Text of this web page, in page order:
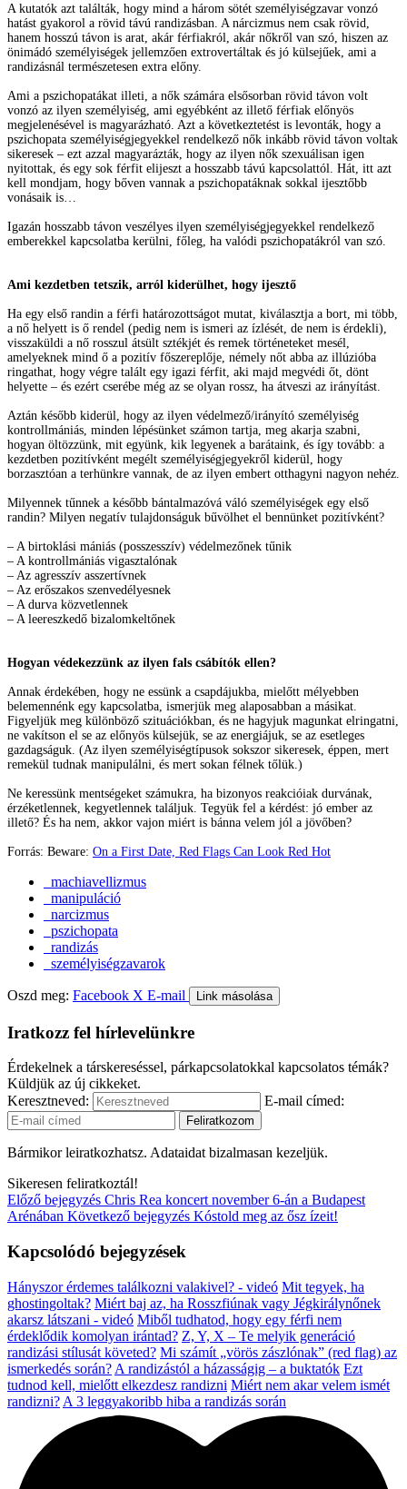
A kutatók azt találták, hogy mind a három sötét személyiségzavar vonzó
hatást gyakorol a rövid távú randizásban. A nárcizmus nem csak rövid,
hanem hosszú távon is arat, akár férfiakról, akár nőkről van szó, hiszen az
önimádó személyiségek jellemzően extrovertáltak és jó külsejűek, ami a
randizásnál természetesen extra előny.
Ami a pszichopatákat illeti, a nők számára elsősorban rövid távon volt
vonzó az ilyen személyiség, ami egyébként az illető férfiak előnyös
megjelenésével is magyarázható. Azt a következtetést is levonták, hogy a
pszichopata személyiségjegyekkel rendelkező nők inkább rövid távon voltak
sikeresek – ezt azzal magyarázták, hogy az ilyen nők szexuálisan igen
nyitottak, és egy sok férfit elijeszt a hosszabb távú kapcsolattól. Hát, itt azt
kell mondjam, hogy bőven vannak a pszichopatáknak sokkal ijesztőbb
vonásaik is…
Igazán hosszabb távon veszélyes ilyen személyiségjegyekkel rendelkező
emberekkel kapcsolatba kerülni, főleg, ha valódi pszichopatákról van szó.
Ami kezdetben tetszik, arról kiderülhet, hogy ijesztő
Ha egy első randin a férfi határozottságot mutat, kiválasztja a bort, mi több,
a nő helyett is ő rendel (pedig nem is ismeri az ízlését, de nem is érdekli),
visszaküldi a nő rosszul átsült sztékjét és remek történeteket mesél,
amelyeknek mind ő a pozitív főszereplője, némely nőt abba az illúzióba
ringathat, hogy végre talált egy igazi férfit, aki majd megvédi őt, dönt
helyette – és ezért cserébe még az se olyan rossz, ha átveszi az irányítást.
Aztán később kiderül, hogy az ilyen védelmező/irányító személyiség
kontrollmániás, minden lépésünket számon tartja, meg akarja szabni,
hogyan öltözzünk, mit együnk, kik legyenek a barátaink, és így tovább: a
kezdetben pozitívként megélt személyiségjegyekről kiderül, hogy
borzasztóan a terhünkre vannak, de az ilyen embert otthagyni nagyon nehéz.
Milyennek tűnnek a később bántalmazóvá váló személyiségek egy első
randin? Milyen negatív tulajdonságuk bűvölhet el bennünket pozitívként?
– A birtoklási mániás (posszesszív) védelmezőnek tűnik
– A kontrollmániás vigasztalónak
– Az agresszív asszertívnek
– Az erőszakos szenvedélyesnek
– A durva közvetlennek
– A leereszkedő bizalomkeltőnek
Hogyan védekezzünk az ilyen fals csábítók ellen?
Annak érdekében, hogy ne essünk a csapdájukba, mielőtt mélyebben
belemennénk egy kapcsolatba, ismerjük meg alaposabban a másikat.
Figyeljük meg különböző szituációkban, és ne hagyjuk magunkat elringatni,
ne vakítson el se az előnyös külsejük, se az energiájuk, se az esetleges
gazdagságuk. (Az ilyen személyiségtípusok sokszor sikeresek, éppen, mert
remekül tudnak manipulálni, és mert sokan félnek tőlük.)
Ne keressünk mentségeket számukra, ha bizonyos reakcióiak durvának,
érzéketlennek, kegyetlennek találjuk. Tegyük fel a kérdést: jó ember az
illető? És ha nem, akkor vajon miért is bánna velem jól a jövőben?
Forrás: Beware: On a First Date, Red Flags Can Look Red Hot
machiavellizmus
manipuláció
narcizmus
pszichopata
randizás
személyiségzavarok
Oszd meg: Facebook X E-mail Link másolása
Iratkozz fel hírlevelünkre
Érdekelnek a társkereséssel, párkapcsolatokkal kapcsolatos témák?
Küldjük az új cikkeket.
Keresztneved:
E-mail címed:
Bármikor leiratkozhatsz. Adataidat bizalmasan kezeljük.
Sikeresen feliratkoztál!
Előző bejegyzés Chris Rea koncert november 6-án a Budapest
Arénában Következő bejegyzés Kóstold meg az ősz ízeit!
Kapcsolódó bejegyzések
Hányszor érdemes találkozni valakivel? - videó Mit tegyek, ha
ghostingoltak? Miért baj az, ha Rosszfiúnak vagy Jégkirálynőnek
akarsz látszani - videó Miből tudhatod, hogy egy férfi nem
érdeklődik komolyan irántad? Z, Y, X – Te melyik generáció
randizási stílusát követed? Mi számít „vörös zászlónak” (red flag) az
ismerkedés során? A randizástól a házasságig – a buktatók Ezt
tudnod kell, mielőtt elkezdesz randizni Miért nem akar velem ismét
randizni? A 3 leggyakoribb hiba a randizás során